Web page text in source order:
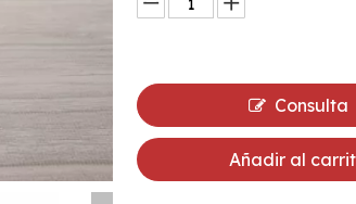
Consulta
Añadir al